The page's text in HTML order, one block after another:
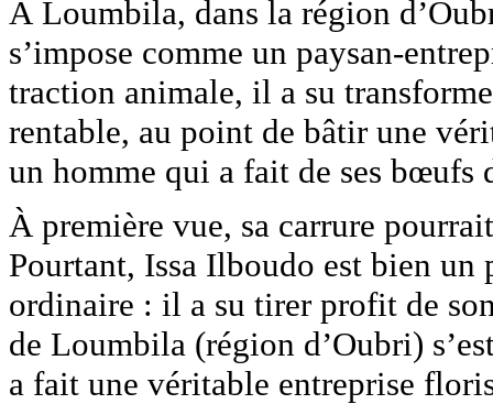
À Loumbila, dans la région
s’impose comme un paysan-
traction animale, il a su
rentable, au point de bâtir une
un homme qui a fait de ses bœufs
À première vue, sa carrure
Pourtant, Issa Ilboudo est bien un
ordinaire : il a su tirer profit de
de Loumbila (région d’Oubri)
a fait une véritable entreprise